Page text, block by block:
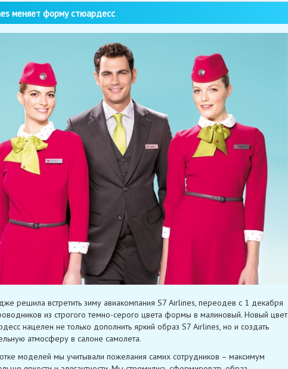
меняет форму стюардесс
решила встретить зиму авиакомпания S7 Airlines, переодев с 1 декабря
из строгого темно-серого цвета формы в малиновый. Новый цвет
нацелен не только дополнить яркий образ S7 Airlines, но и создать
атмосферу в салоне самолета.
моделей мы учитывали пожелания самих сотрудников – максимум